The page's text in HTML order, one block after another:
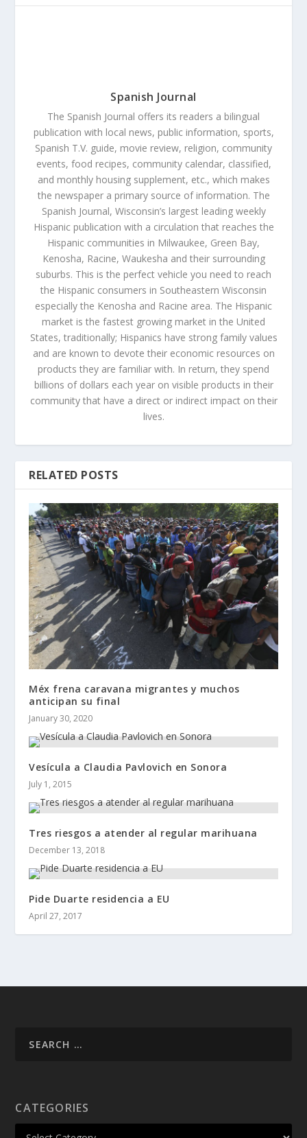
Spanish Journal
The Spanish Journal offers its readers a bilingual
publication with local news, public information, sports,
Spanish T.V. guide, movie review, religion, community
events, food recipes, community calendar, classified,
and monthly housing supplement, etc., which makes
the newspaper a primary source of information. The
Spanish Journal, Wisconsin’s largest leading weekly
Hispanic publication with a circulation that reaches the
Hispanic communities in Milwaukee, Green Bay,
Kenosha, Racine, Waukesha and their surrounding
suburbs. This is the perfect vehicle you need to reach
the Hispanic consumers in Southeastern Wisconsin
especially the Kenosha and Racine area. The Hispanic
market is the fastest growing market in the United
States, traditionally; Hispanics have strong family values
and are known to devote their economic resources on
products they are familiar with. In return, they spend
billions of dollars each year on visible products in their
community that have a direct or indirect impact on their
lives.
RELATED POSTS
Méx frena caravana migrantes y muchos
anticipan su final
January 30, 2020
Vesícula a Claudia Pavlovich en Sonora
July 1, 2015
Tres riesgos a atender al regular marihuana
December 13, 2018
Pide Duarte residencia a EU
April 27, 2017
CATEGORIES